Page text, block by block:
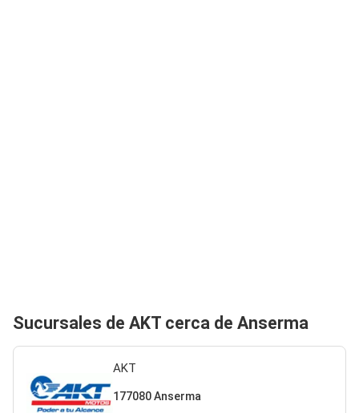
Sucursales de AKT cerca de Anserma
AKT
177080 Anserma